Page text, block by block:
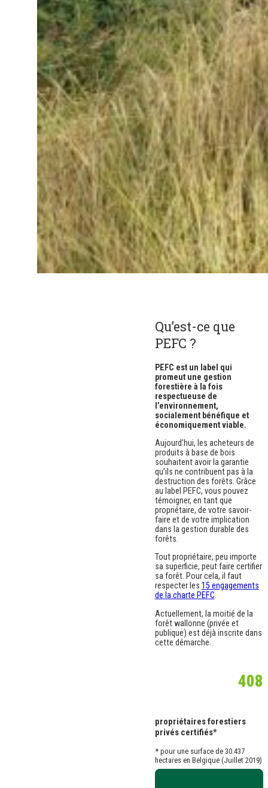
Qu’est-ce que
PEFC ?
PEFC est un label qui
promeut une gestion
forestière à la fois
respectueuse de
l’environnement,
socialement bénéfique et
économiquement viable.
Aujourd’hui, les acheteurs de
produits à base de bois
souhaitent avoir la garantie
qu’ils ne contribuent pas à la
destruction des forêts. Grâce
au label PEFC, vous pouvez
témoigner, en tant que
propriétaire, de votre savoir-
faire et de votre implication
dans la gestion durable des
forêts.
Tout propriétaire, peu importe
sa superficie, peut faire certifier
sa forêt. Pour cela, il faut
respecter les 15 engagements
de la charte PEFC.
Actuellement, la moitié de la
forêt wallonne (privée et
publique) est déjà inscrite dans
cette démarche.
408
propriétaires forestiers
privés certifiés*
* pour une surface de 30.437
hectares en Belgique (Juillet 2019)